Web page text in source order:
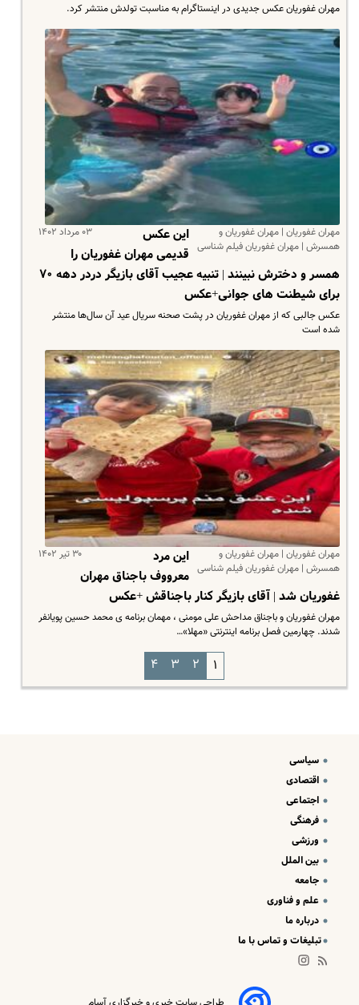
مهران غفوریان عکس جدیدی در اینستاگرام به مناسبت تولدش منتشر کرد.
مهران غفوریان | مهران غفوریان و
همسرش | مهران غفوریان فیلم شناسی
۰۳ مرداد ۱۴۰۲
این عکس
قدیمی مهران غفوریان را
همسر و دخترش نبینند | تنبیه عجیب آقای بازیگر دردر دهه ۷۰
برای شیطنت های جوانی+عکس
عکس جالبی که از مهران غفوریان در پشت صحنه سریال عید آن سال‌ها منتشر
شده است
مهران غفوریان | مهران غفوریان و
همسرش | مهران غفوریان فیلم شناسی
۳۰ تیر ۱۴۰۲
این مرد
معرووف باجناق مهران
غفوریان شد | آقای بازیگر کنار باجناقش +عکس
مهران غفوریان و باجناق مداحش علی مومنی ، مهمان برنامه ی محمد حسین پویانفر
شدند. چهارمین فصل برنامه اینترنتی «مهلا»…
۱ ۲ ۳ ۴
سیاسی
اقتصادی
اجتماعی
فرهنگی
ورزشی
بین الملل
جامعه
علم و فناوری
درباره ما
تبلیغات و تماس با ما